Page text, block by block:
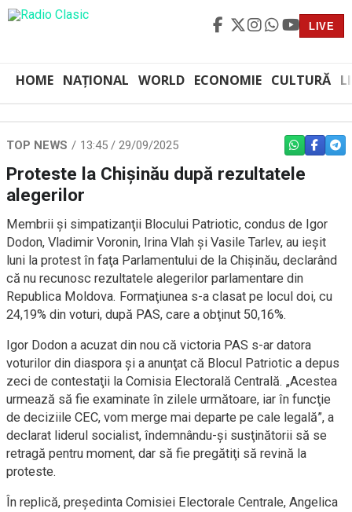
LIVE
HOME NAȚIONAL WORLD ECONOMIE CULTURĂ
TOP NEWS 13:45 / 29/09/2025 WHATSAPP
Proteste la Chişinău după rezultatele
alegerilor
Membrii şi simpatizanţii Blocului Patriotic, condus de Igor
Dodon, Vladimir Voronin, Irina Vlah şi Vasile Tarlev, au ieşit
luni la protest în faţa Parlamentului de la Chişinău, declarând
că nu recunosc rezultatele alegerilor parlamentare din
Republica Moldova. Formaţiunea s-a clasat pe locul doi, cu
24,19% din voturi, după PAS, care a obţinut 50,16%.
Igor Dodon a acuzat din nou că victoria PAS s-ar datora
voturilor din diaspora şi a anunţat că Blocul Patriotic a depus
zeci de contestaţii la Comisia Electorală Centrală. „Acestea
urmează să fie examinate în zilele următoare, iar în funcţie
de deciziile CEC, vom merge mai departe pe cale legală”, a
declarat liderul socialist, îndemnându-şi susţinătorii să se
retragă pentru moment, dar să fie pregătiţi să revină la
proteste.
În replică, preşedinta Comisiei Electorale Centrale, Angelica